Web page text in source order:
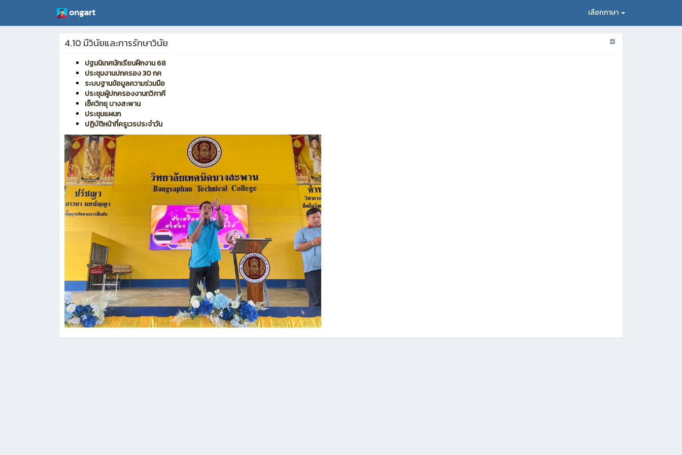
ongart เลือกภาษา
4.10 มีวินัยและการรักษาวินัย
ปฐมนิเทศนักเรียนฝึกงาน 68
ประชุมงานปกครอง 30 กค
ระบบฐานข้อมูลความร่วมมือ
ประชุมผู้ปกครองงานทวิภาคี
เช็ควิทยุ บางสะพาน
ประชุมแผนก
ปฏิบัติหน้าที่ครูเวรประจำวัน